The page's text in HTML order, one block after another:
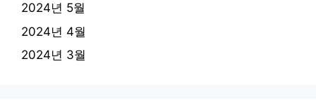
2024년 5월
2024년 4월
2024년 3월